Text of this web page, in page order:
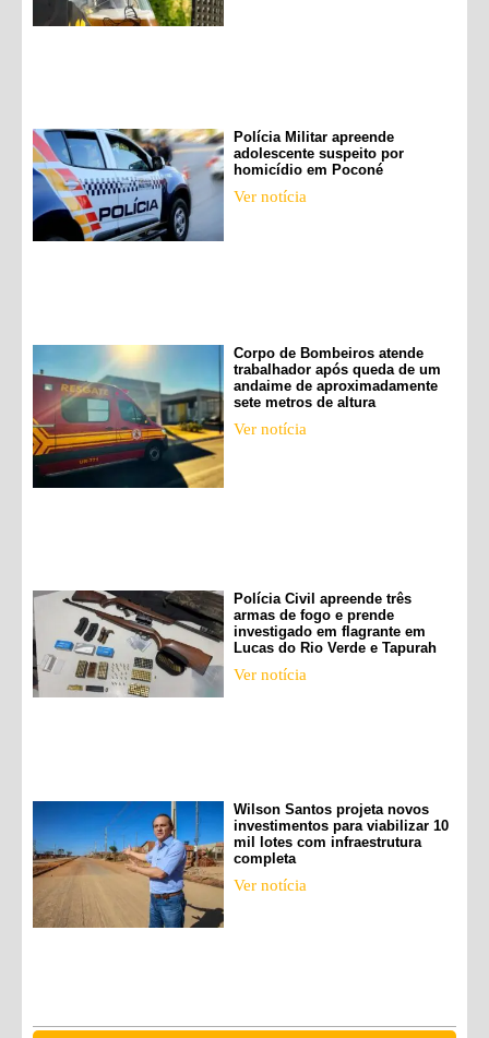
Polícia Militar apreende
adolescente suspeito por
homicídio em Poconé
Ver notícia
Corpo de Bombeiros atende
trabalhador após queda de um
andaime de aproximadamente
sete metros de altura
Ver notícia
Polícia Civil apreende três
armas de fogo e prende
investigado em flagrante em
Lucas do Rio Verde e Tapurah
Ver notícia
Wilson Santos projeta novos
investimentos para viabilizar 10
mil lotes com infraestrutura
completa
Ver notícia